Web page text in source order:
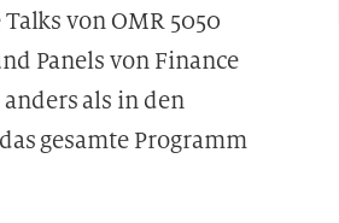
von OMR 5050
Panels von Finance
als in den
gesamte Programm